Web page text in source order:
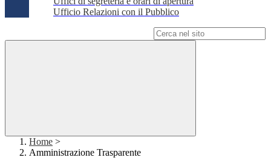
Ufficio Relazioni con il Pubblico
Home >
Amministrazione Trasparente